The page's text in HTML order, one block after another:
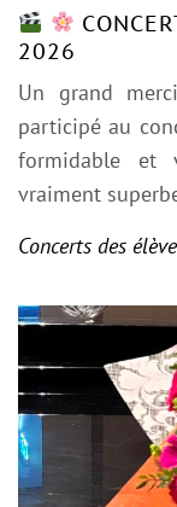
2026
Un grand
participé au
formidable et
vraiment
Concerts des